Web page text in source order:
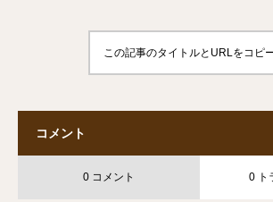
この記事のタイトルとURLをコピ
コメント
0 コメント 0 ト